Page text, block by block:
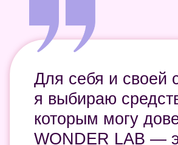
ТОП ЛЮБИМЫХ
СРЕДСТВ АГАТЫ